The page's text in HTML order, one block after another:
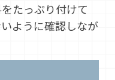
たっぷり付けて
ように確認しなが